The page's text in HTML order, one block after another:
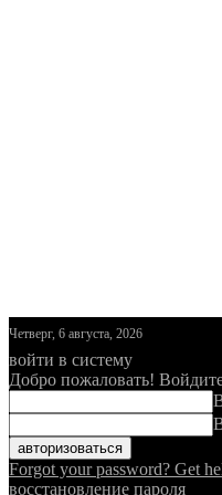
Четверг, 6 августа, 2026
войти в систему
Добро пожаловать!
Forgot your password? Get
восстановление пароля